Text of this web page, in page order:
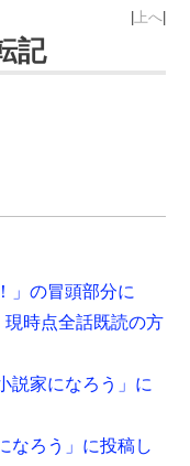
上へ|
記
」の冒頭部分に
現時点全話既読の方
説家になろう」に
なろう」に投稿し